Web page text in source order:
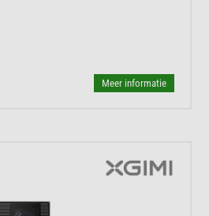
Meer informatie